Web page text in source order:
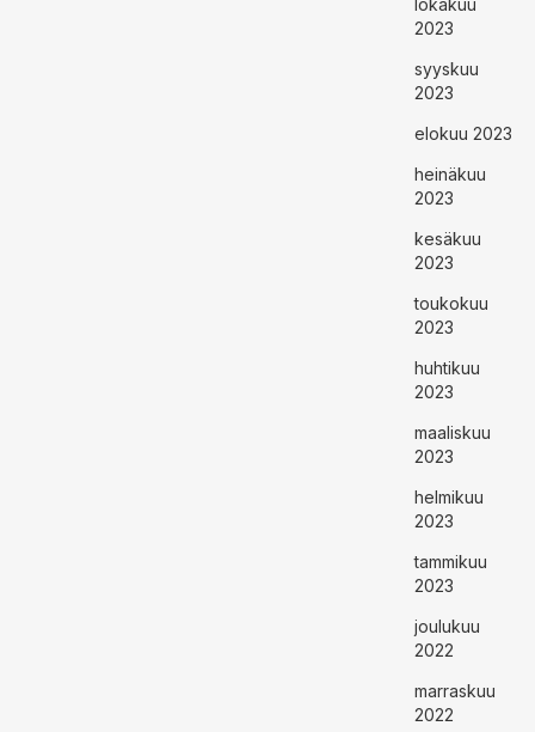
lokakuu
2023
syyskuu
2023
elokuu 2023
heinäkuu
2023
kesäkuu
2023
toukokuu
2023
huhtikuu
2023
maaliskuu
2023
helmikuu
2023
tammikuu
2023
joulukuu
2022
marraskuu
2022